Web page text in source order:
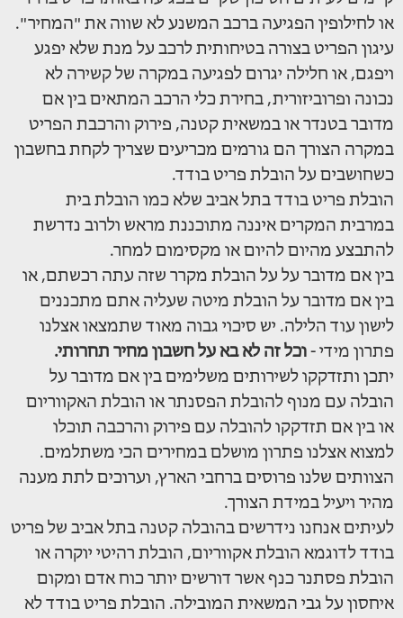
או לחילופין הפגיעה ברכב המשנע לא שווה את "המחיר".
עיגון הפריט בצורה בטיחותית לרכב על מנת שלא יפגע
ויפגם, או חלילה יגרום לפגיעה במקרה של קשירה לא
נכונה ופרוביזורית, בחירת כלי הרכב המתאים בין אם
מדובר בטנדר או במשאית קטנה, פירוק והרכבת הפריט
במקרה הצורך הם גורמים מכריעים שצריך לקחת בחשבון
כשחושבים על הובלת פריט בודד.
הובלת פריט בודד בתל אביב שלא כמו הובלת בית
במרבית המקרים איננה מתוכננת מראש ולרוב נדרשת
להתבצע מהיום להיום או מקסימום למחר.
בין אם מדובר על על הובלת מקרר שזה עתה רכשתם, או
בין אם מדובר על הובלת מיטה שעליה אתם מתכננים
לישון עוד הלילה. יש סיכוי גבוה מאוד שתמצאו אצלנו
פתרון מידי - וכל זה לא בא על חשבון מחיר תחרותי.
יתכן ותזדקקו לשירותים משלימים בין אם מדובר על
הובלה עם מנוף להובלת הפסנתר או הובלת האקווריום
או בין אם תזדקקו להובלה עם פירוק והרכבה תוכלו
למצוא אצלנו פתרון מושלם במחירים הכי משתלמים.
הצוותים שלנו פרוסים ברחבי הארץ, וערוכים לתת מענה
מהיר ויעיל במידת הצורך.
לעיתים אנחנו נידרשים בהובלה קטנה בתל אביב של פריט
בודד לדוגמא הובלת אקווריום, הובלת רהיטי יוקרה או
הובלת פסתנר כנף אשר דורשים יותר כוח אדם ומקום
איחסון על גבי המשאית המובילה. הובלת פריט בודד לא